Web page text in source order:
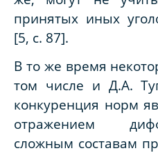
принятых иных
[5, с. 87].
В то же время
том числе и Д.А.
конкуренция норм
отражением
сложным составам